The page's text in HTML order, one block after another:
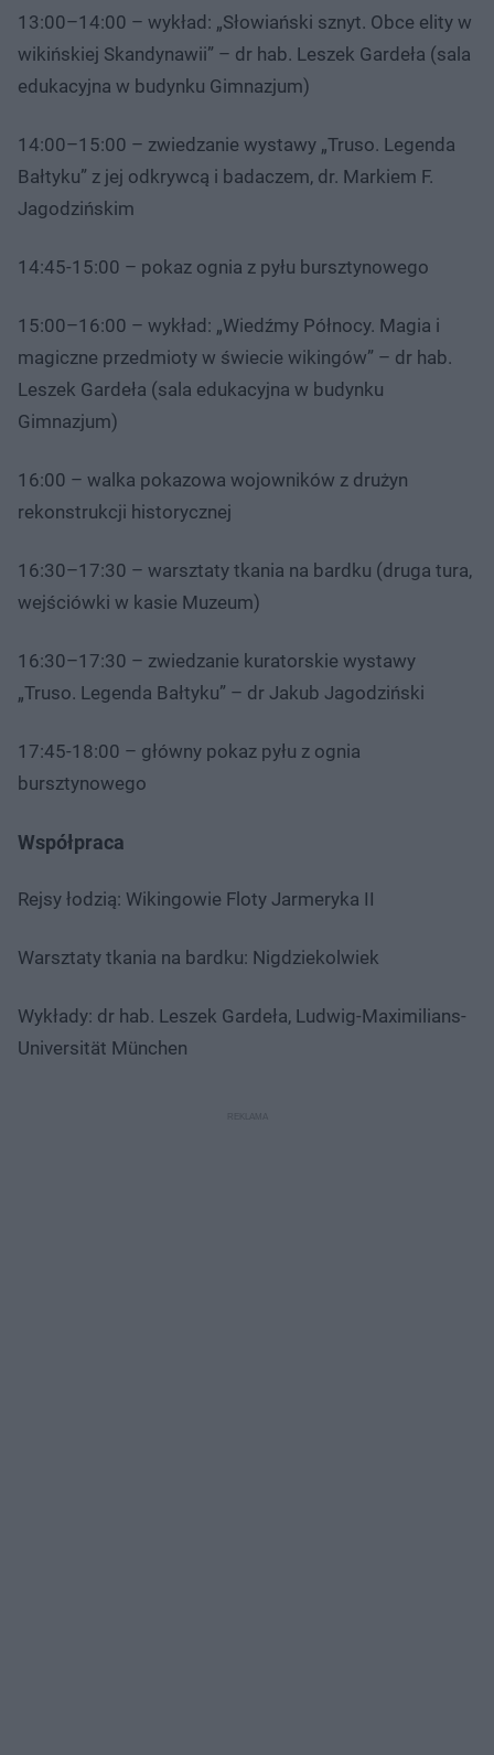
13:00–14:00 – wykład: „Słowiański sznyt. Obce elity w
wikińskiej Skandynawii” – dr hab. Leszek Gardeła (sala
edukacyjna w budynku Gimnazjum)
14:00–15:00 – zwiedzanie wystawy „Truso. Legenda
Bałtyku” z jej odkrywcą i badaczem, dr. Markiem F.
Jagodzińskim
14:45-15:00 – pokaz ognia z pyłu bursztynowego
15:00–16:00 – wykład: „Wiedźmy Północy. Magia i
magiczne przedmioty w świecie wikingów” – dr hab.
Leszek Gardeła (sala edukacyjna w budynku
Gimnazjum)
16:00 – walka pokazowa wojowników z drużyn
rekonstrukcji historycznej
16:30–17:30 – warsztaty tkania na bardku (druga tura,
wejściówki w kasie Muzeum)
16:30–17:30 – zwiedzanie kuratorskie wystawy
„Truso. Legenda Bałtyku” – dr Jakub Jagodziński
17:45-18:00 – główny pokaz pyłu z ognia
bursztynowego
Współpraca
Rejsy łodzią: Wikingowie Floty Jarmeryka II
Warsztaty tkania na bardku: Nigdziekolwiek
Wykłady: dr hab. Leszek Gardeła, Ludwig-Maximilians-
Universität München